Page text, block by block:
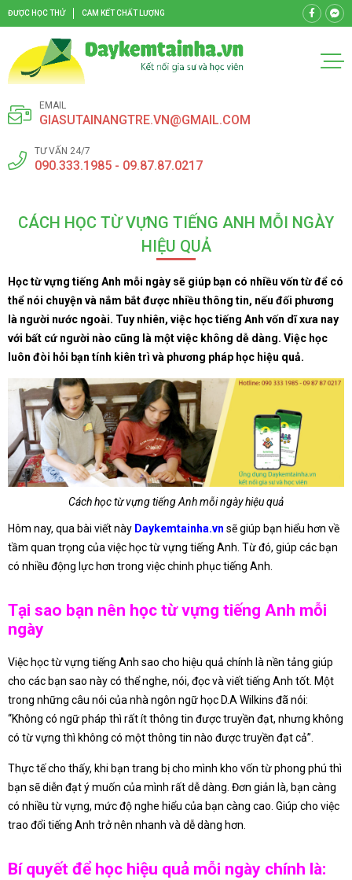
ĐƯỢC HỌC THỬ CAM KẾT CHẤT LƯỢNG
EMAIL
GIASUTAINANGTRE.VN@GMAIL.COM
TƯ VẤN 24/7
090.333.1985 - 09.87.87.0217
CÁCH HỌC TỪ VỰNG TIẾNG ANH MỖI NGÀY
HIỆU QUẢ
Học từ vựng tiếng Anh mỗi ngày sẽ giúp bạn có nhiều vốn từ để có
thể nói chuyện và nắm bắt được nhiều thông tin, nếu đối phương
là người nước ngoài. Tuy nhiên, việc học tiếng Anh vốn dĩ xưa nay
với bất cứ người nào cũng là một việc không dễ dàng. Việc học
luôn đòi hỏi bạn tính kiên trì và phương pháp học hiệu quả.
Cách học từ vựng tiếng Anh mỗi ngày hiệu quả
Hôm nay, qua bài viết này Daykemtainha.vn sẽ giúp bạn hiểu hơn về
tầm quan trọng của việc học từ vựng tiếng Anh. Từ đó, giúp các bạn
có nhiều động lực hơn trong việc chinh phục tiếng Anh.
Tại sao bạn nên học từ vựng tiếng Anh mỗi
ngày
Việc học từ vựng tiếng Anh sao cho hiệu quả chính là nền tảng giúp
cho các bạn sao này có thể nghe, nói, đọc và viết tiếng Anh tốt. Một
trong những câu nói của nhà ngôn ngữ học D.A Wilkins đã nói:
“Không có ngữ pháp thì rất ít thông tin được truyền đạt, nhưng không
có từ vựng thì không có một thông tin nào được truyền đạt cả”.
Thực tế cho thấy, khi bạn trang bị cho mình kho vốn từ phong phú thì
bạn sẽ diễn đạt ý muốn của mình rất dễ dàng. Đơn giản là, bạn càng
có nhiều từ vựng, mức độ nghe hiểu của bạn càng cao. Giúp cho việc
trao đổi tiếng Anh trở nên nhanh và dễ dàng hơn.
Bí quyết để học hiệu quả mỗi ngày chính là: